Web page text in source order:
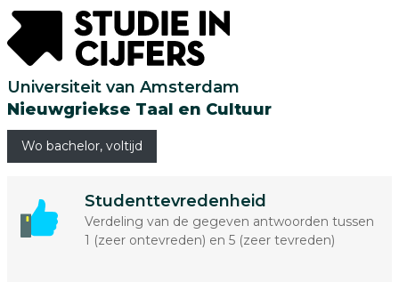
Universiteit van Amsterdam
Nieuwgriekse Taal en Cultuur
Wo bachelor, voltijd
Studenttevredenheid
Verdeling van de gegeven antwoorden tussen
1 (zeer ontevreden) en 5 (zeer tevreden)